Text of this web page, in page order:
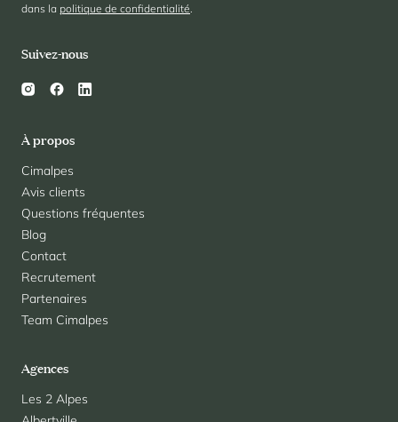
À propos
Cimalpes
Avis clients
Questions fréquentes
Blog
Contact
Recrutement
Partenaires
Team Cimalpes
Agences
Les 2 Alpes
Suivez-nous
dans la politique de confidentialité.